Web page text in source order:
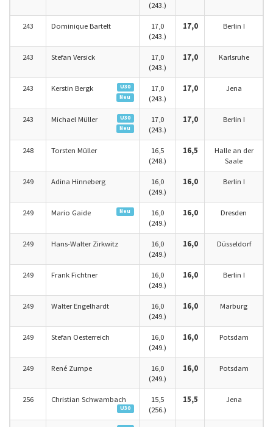
(243.)
243 Dominique Bartelt
17,0
(243.)
17,0 Berlin I
243 Stefan Versick
17,0
(243.)
17,0 Karlsruhe
243 Kerstin Bergk
U30
Neu
17,0
(243.)
17,0 Jena
243 Michael Müller
U30
Neu
17,0
(243.)
17,0 Berlin I
248 Torsten Müller
16,5
(248.)
16,5
Halle an der
Saale
249 Adina Hinneberg
16,0
(249.)
16,0 Berlin I
249 Mario Gaide Neu
16,0
(249.)
16,0 Dresden
249 Hans-Walter Zirkwitz
16,0
(249.)
16,0 Düsseldorf
249 Frank Fichtner
16,0
(249.)
16,0 Berlin I
249 Walter Engelhardt
16,0
(249.)
16,0 Marburg
249 Stefan Oesterreich
16,0
(249.)
16,0 Potsdam
249 René Zumpe
16,0
(249.)
16,0 Potsdam
256 Christian Schwambach
U30
15,5
(256.)
15,5 Jena